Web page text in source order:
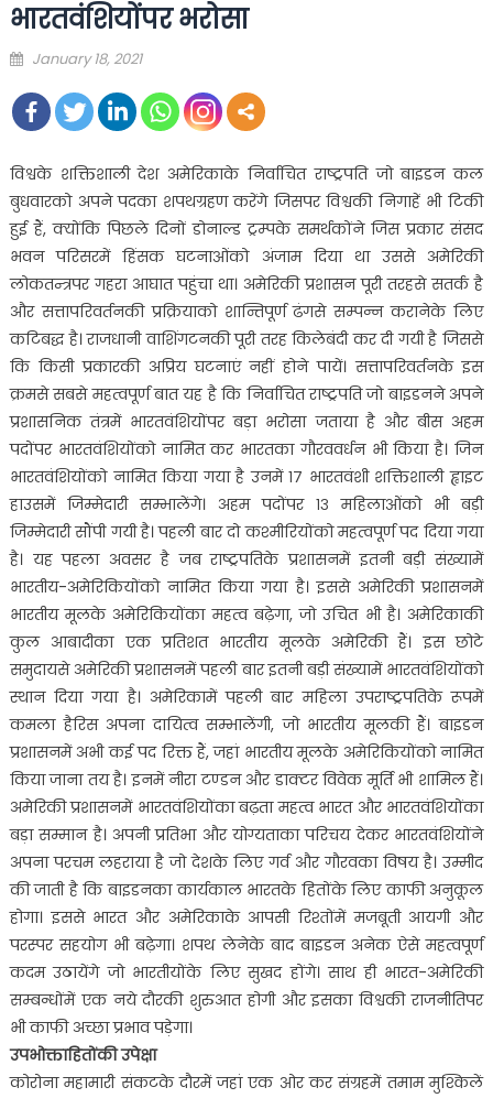
भारतवंशियोंपर भरोसा
Posted
January 18, 2021
विश्वके शक्तिशाली देश अमेरिकाके निर्वाचित राष्ट्रपति जो बाइडन कल
बुधवारको अपने पदका शपथग्रहण करेंगे जिसपर विश्वकी निगाहें भी टिकी
हुई हैं, क्योंकि पिछले दिनों डोनाल्ड ट्रम्पके समर्थकोंने जिस प्रकार संसद
भवन परिसरमें हिंसक घटनाओंको अंजाम दिया था उससे अमेरिकी
लोकतन्त्रपर गहरा आघात पहुंचा था। अमेरिकी प्रशासन पूरी तरहसे सतर्क है
और सत्तापरिवर्तनकी प्रक्रियाको शान्तिपूर्ण ढंगसे सम्पन्न करानेके लिए
कटिबद्ध है। राजधानी वाशिंगटनकी पूरी तरह किलेबंदी कर दी गयी है जिससे
कि किसी प्रकारकी अप्रिय घटनाएं नहीं होने पायें। सत्तापरिवर्तनके इस
क्रमसे सबसे महत्वपूर्ण बात यह है कि निर्वाचित राष्ट्रपति जो बाइडनने अपने
प्रशासनिक तंत्रमें भारतवंशियोंपर बड़ा भरोसा जताया है और बीस अहम
पदोंपर भारतवंशियोंको नामित कर भारतका गौरववर्धन भी किया है। जिन
भारतवंशियोंको नामित किया गया है उनमें १७ भारतवंशी शक्तिशाली ह्वाइट
हाउसमें जिम्मेदारी सम्भालेंगे। अहम पदोंपर १३ महिलाओंको भी बड़ी
जिम्मेदारी सौंपी गयी है। पहली बार दो कश्मीरियोंको महत्वपूर्ण पद दिया गया
है। यह पहला अवसर है जब राष्ट्रपतिके प्रशासनमें इतनी बड़ी संख्यामें
भारतीय-अमेरिकियोंको नामित किया गया है। इससे अमेरिकी प्रशासनमें
भारतीय मूलके अमेरिकियोंका महत्व बढ़ेगा, जो उचित भी है। अमेरिकाकी
कुल आबादीका एक प्रतिशत भारतीय मूलके अमेरिकी हैं। इस छोटे
समुदायसे अमेरिकी प्रशासनमें पहली बार इतनी बड़ी संख्यामें भारतवंशियोंको
स्थान दिया गया है। अमेरिकामें पहली बार महिला उपराष्ट्रपतिके रूपमें
कमला हैरिस अपना दायित्व सम्भालेंगी, जो भारतीय मूलकी हैं। बाइडन
प्रशासनमें अभी कई पद रिक्त हैं, जहां भारतीय मूलके अमेरिकियोंको नामित
किया जाना तय है। इनमें नीरा टण्डन और डाक्टर विवेक मूर्ति भी शामिल हैं।
अमेरिकी प्रशासनमें भारतवंशियोंका बढ़ता महत्व भारत और भारतवंशियोंका
बड़ा सम्मान है। अपनी प्रतिभा और योग्यताका परिचय देकर भारतवंशियोंने
अपना परचम लहराया है जो देशके लिए गर्व और गौरवका विषय है। उम्मीद
की जाती है कि बाइडनका कार्यकाल भारतके हितोंके लिए काफी अनुकूल
होगा। इससे भारत और अमेरिकाके आपसी रिश्तोंमें मजबूती आयगी और
परस्पर सहयोग भी बढ़ेगा। शपथ लेनेके बाद बाइडन अनेक ऐसे महत्वपूर्ण
कदम उठायेंगे जो भारतीयोंके लिए सुखद होंगे। साथ ही भारत-अमेरिकी
सम्बन्धोंमें एक नये दौरकी शुरुआत होगी और इसका विश्वकी राजनीतिपर
भी काफी अच्छा प्रभाव पड़ेगा।
उपभोक्ताहितोंकी उपेक्षा
कोरोना महामारी संकटके दौरमें जहां एक ओर कर संग्रहमें तमाम मुश्किलें